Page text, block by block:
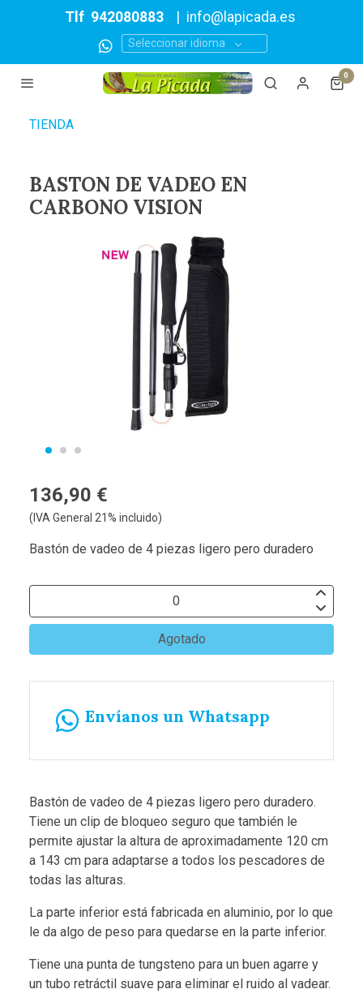
Tlf 942080883 info@lapicada.es
Seleccionar idioma
0
TIENDA
BASTON DE VADEO EN
CARBONO VISION
136,90 €
(IVA General 21% incluido)
Bastón de vadeo de 4 piezas ligero pero duradero
Agotado
Envíanos un Whatsapp
Bastón de vadeo de 4 piezas ligero pero duradero.
Tiene un clip de bloqueo seguro que también le
permite ajustar la altura de aproximadamente 120 cm
a 143 cm para adaptarse a todos los pescadores de
todas las alturas.
La parte inferior está fabricada en aluminio, por lo que
le da algo de peso para quedarse en la parte inferior.
Tiene una punta de tungsteno para un buen agarre y
un tubo retráctil suave para eliminar el ruido al vadear.